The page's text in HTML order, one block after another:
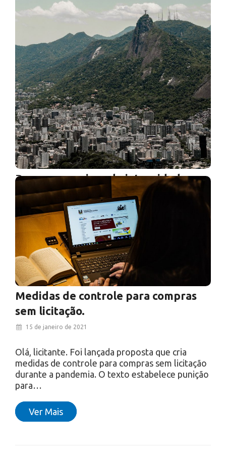
Programa carioca de integridade
pública.
19 de janeiro de 2021
Foi publicado no último dia 13 de janeiro de
2020, no Diário Oficial do Rio de Janeiro, a
resolução de número 02…
Ver Mais
Medidas de controle para compras
sem licitação.
15 de janeiro de 2021
Olá, licitante. Foi lançada proposta que cria
medidas de controle para compras sem licitação
durante a pandemia. O texto estabelece punição
para…
Ver Mais